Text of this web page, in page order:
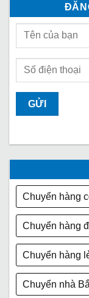
Chuyển hàng
Chuyển hàng
Chuyển hàng
Chuyển nhà